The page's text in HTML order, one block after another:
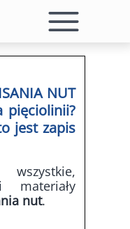
NUT
pięciolinii?
jest zapis
materiały
nut.